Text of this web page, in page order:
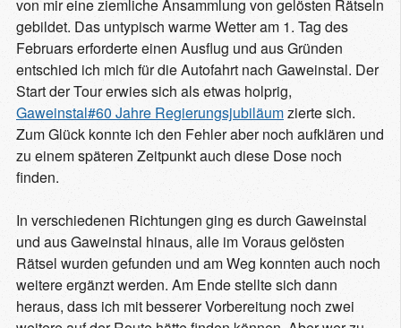
von mir eine ziemliche Ansammlung von gelösten Rätseln
gebildet. Das untypisch warme Wetter am 1. Tag des
Februars erforderte einen Ausflug und aus Gründen
entschied ich mich für die Autofahrt nach Gaweinstal. Der
Start der Tour erwies sich als etwas holprig,
Gaweinstal#60 Jahre Regierungsjubiläumzierte sich.
Zum Glück konnte ich den Fehler aber noch aufklären und
zu einem späteren Zeitpunkt auch diese Dose noch
finden.
In verschiedenen Richtungen ging es durch Gaweinstal
und aus Gaweinstal hinaus, alle im Voraus gelösten
Rätsel wurden gefunden und am Weg konnten auch noch
weitere ergänzt werden. Am Ende stellte sich dann
heraus, dass ich mit besserer Vorbereitung noch zwei